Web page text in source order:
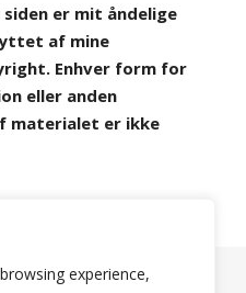
experience,
er mit åndelige
af mine
Enhver form for
eller anden
materialet er ikke